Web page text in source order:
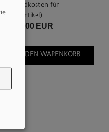
Versandkosten für
Grossartikel )
4.599,00 EUR
IN DEN WARENKORB